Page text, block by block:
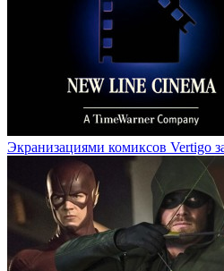
Экранизациями комиксов Vertigo